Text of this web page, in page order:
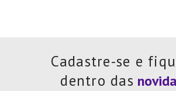
Cadastre-se e
dentro das